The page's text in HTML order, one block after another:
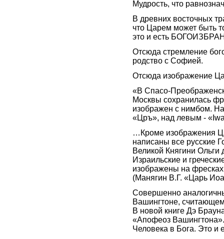
Мудрость, что
В древних восточных
что Царем может
это и есть
Отсюда стремление
родство с Софией.
Отсюда изображение
«В Спасо-
Москвы сохранилась
изображен с нимбом.
«Цръ», над левым -
…Кроме изображения
написаны все русские
Великой Княгини
Израильские и
изображены на
(Манягин В.Г. «Царь
Совершенно
Вашингтоне,
В новой книге Дэ
«Апофеоз
Человека в Бога. Это